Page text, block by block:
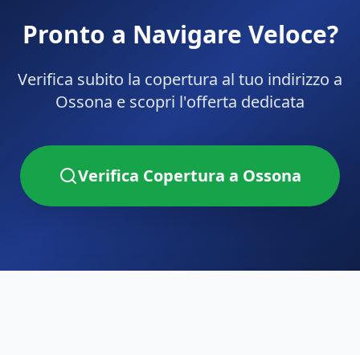
Pronto a Navigare Veloce?
Verifica subito la copertura al tuo indirizzo a
Ossona e scopri l'offerta dedicata
Verifica Copertura a Ossona